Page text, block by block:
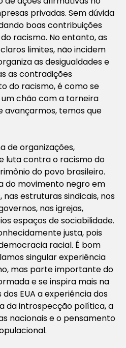
privadas. Sem dúvida
boas contribuições
racismo. No entanto, as
limites, não incidem
as desigualdades e
as contradições
do racismo, é como se
chão com a torneira
avançarmos, temos que
de organizações,
luta contra o racismo do
do povo brasileiro.
do movimento negro em
estruturas sindicais, nos
nas igrejas,
espaços de sociabilidade.
justa, pois
racial. É bom
singular experiência
mas parte importante do
e se inspira mais na
EUA a experiência dos
da introspecção política, a
nacionais e o pensamento